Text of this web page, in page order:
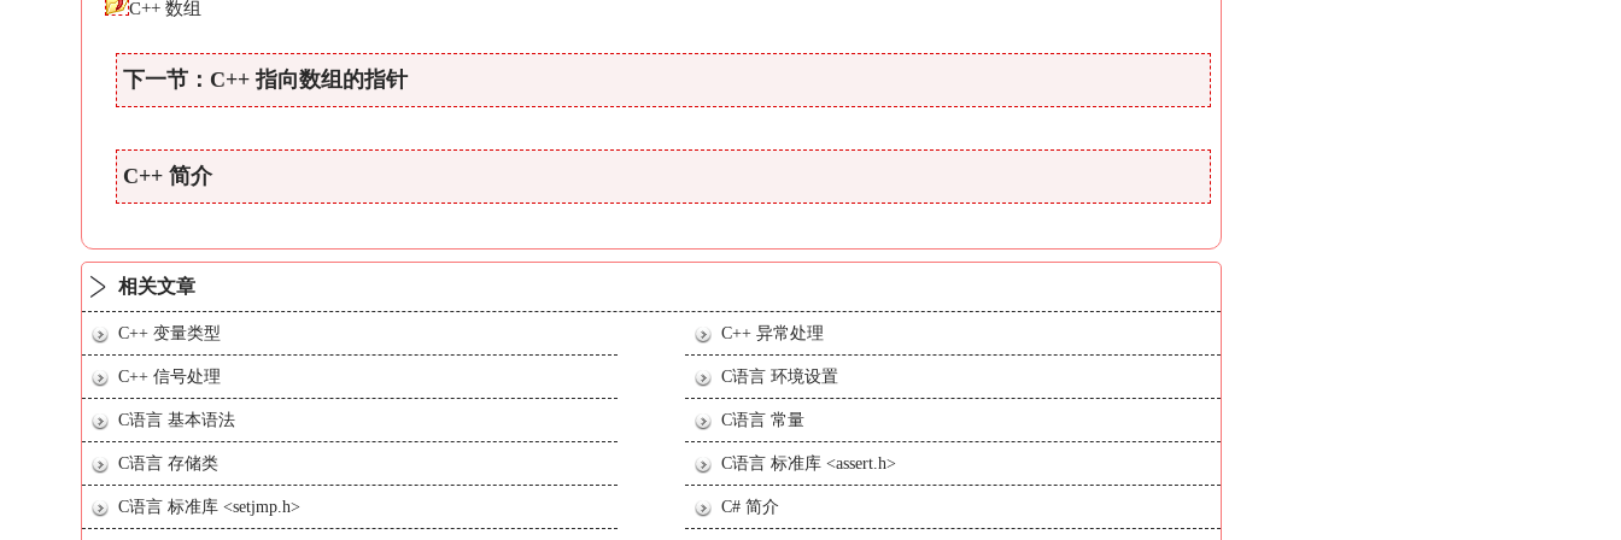
C++ 数组
下一节：C++ 指向数组的指针
C++ 简介
相关文章
C++ 变量类型 C++ 异常处理
C++ 信号处理 C语言 环境设置
C语言 基本语法 C语言 常量
C语言 存储类 C语言 标准库 <assert.h>
C语言 标准库 <setjmp.h> C# 简介